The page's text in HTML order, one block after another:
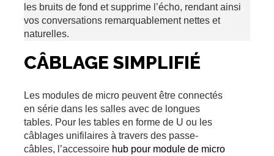
les bruits de fond et supprime l’écho, rendant ainsi
vos conversations remarquablement nettes et
naturelles.
CÂBLAGE SIMPLIFIÉ
Les modules de micro peuvent être connectés
en série dans les salles avec de longues
tables. Pour les tables en forme de U ou les
câblages unifilaires à travers des passe-
câbles, l’accessoire hub pour module de micro